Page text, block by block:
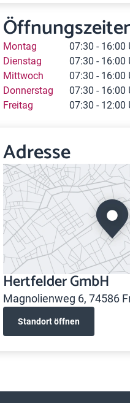
Montag
07:30 - 16:00
Dienstag
07:30 - 16:00
Mittwoch
07:30 - 16:00
Donnerstag
07:30 - 16:00
Freitag
07:30 - 12:00
Adresse
Hertfelder GmbH
Magnolienweg 6, 74586
Standort öffnen